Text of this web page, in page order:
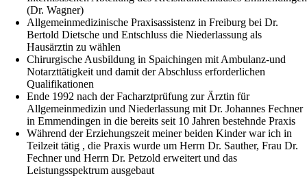
(Dr. Wagner)
Allgemeinmedizinische Praxisassistenz in Freiburg bei Dr.
Bertold Dietsche und Entschluss die Niederlassung als
Hausärztin zu wählen
Chirurgische Ausbildung in Spaichingen mit Ambulanz-und
Notarzttätigkeit und damit der Abschluss erforderlichen
Qualifikationen
Ende 1992 nach der Facharztprüfung zur Ärztin für
Allgemeinmedizin und Niederlassung mit Dr. Johannes Fechner
in Emmendingen in die bereits seit 10 Jahren bestehnde Praxis
Während der Erziehungszeit meiner beiden Kinder war ich in
Teilzeit tätig , die Praxis wurde um Herrn Dr. Sauther, Frau Dr.
Fechner und Herrn Dr. Petzold erweitert und das
Leistungsspektrum ausgebaut